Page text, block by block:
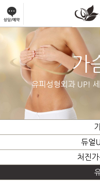
가
유피성형외과 UP!
듀얼
처진